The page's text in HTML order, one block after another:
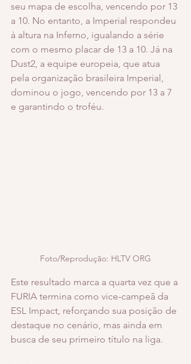
seu mapa de escolha, vencendo por 13
a 10. No entanto, a Imperial respondeu
à altura na Inferno, igualando a série
com o mesmo placar de 13 a 10. Já na
Dust2, a equipe europeia, que atua
pela organização brasileira Imperial,
dominou o jogo, vencendo por 13 a 7
e garantindo o troféu.
Foto/Reprodução: HLTV ORG
Este resultado marca a quarta vez que a
FURIA termina como vice-campeã da
ESL Impact, reforçando sua posição de
destaque no cenário, mas ainda em
busca de seu primeiro título na liga.